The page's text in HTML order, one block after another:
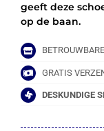
geeft deze
op de baan.
GRATIS
DESKUNDIGE